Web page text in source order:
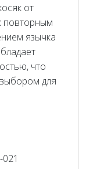
от
повторным
язычка
что
для